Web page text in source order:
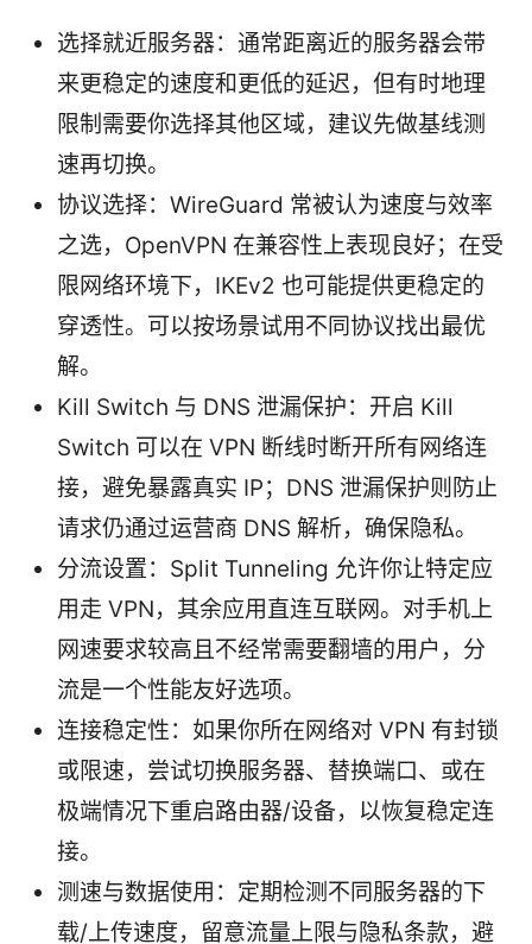
选择就近服务器：通常距离近的服务器会带
来更稳定的速度和更低的延迟，但有时地理
限制需要你选择其他区域，建议先做基线测
速再切换。
协议选择：WireGuard 常被认为速度与效率
之选，OpenVPN 在兼容性上表现良好；在受
限网络环境下，IKEv2 也可能提供更稳定的
穿透性。可以按场景试用不同协议找出最优
解。
Kill Switch 与 DNS 泄漏保护：开启 Kill
Switch 可以在 VPN 断线时断开所有网络连
接，避免暴露真实 IP；DNS 泄漏保护则防止
请求仍通过运营商 DNS 解析，确保隐私。
分流设置：Split Tunneling 允许你让特定应
用走 VPN，其余应用直连互联网。对手机上
网速要求较高且不经常需要翻墙的用户，分
流是一个性能友好选项。
连接稳定性：如果你所在网络对 VPN 有封锁
或限速，尝试切换服务器、替换端口、或在
极端情况下重启路由器/设备，以恢复稳定连
接。
测速与数据使用：定期检测不同服务器的下
载/上传速度，留意流量上限与隐私条款，避